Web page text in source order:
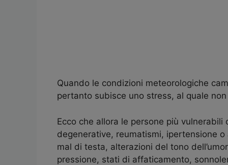
Quando le condizioni meteorologiche
pertanto subisce uno stress, al quale
Ecco che allora le persone più
degenerative, reumatismi, ipertensione
mal di testa, alterazioni del tono
pressione, stati di affaticamento,